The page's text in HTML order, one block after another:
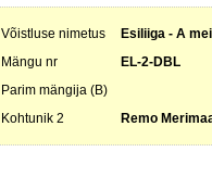
Võistluse nimetus
Esiliiga - A
Mängu nr
EL-2-DBL
Parim mängija (B)
Kohtunik 2 Remo